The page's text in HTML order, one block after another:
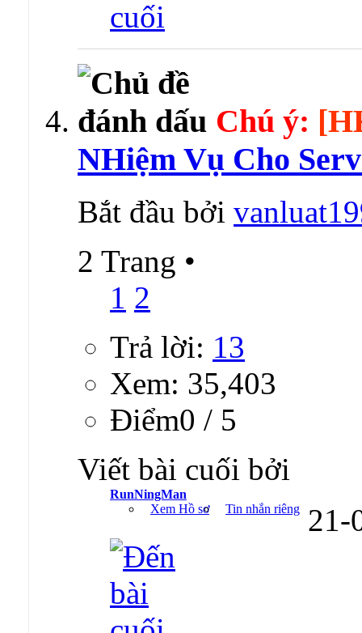
Chú ý:
NHiệm Vụ Cho
Bắt đầu bởi
2 Trang •
1 2
Trả lời: 13
Xem: 35,403
Ðiểm0 / 5
Viết bài cuối bởi
RunNingMan
Xem Hồ sơ
Tin nhắn riêng 21-